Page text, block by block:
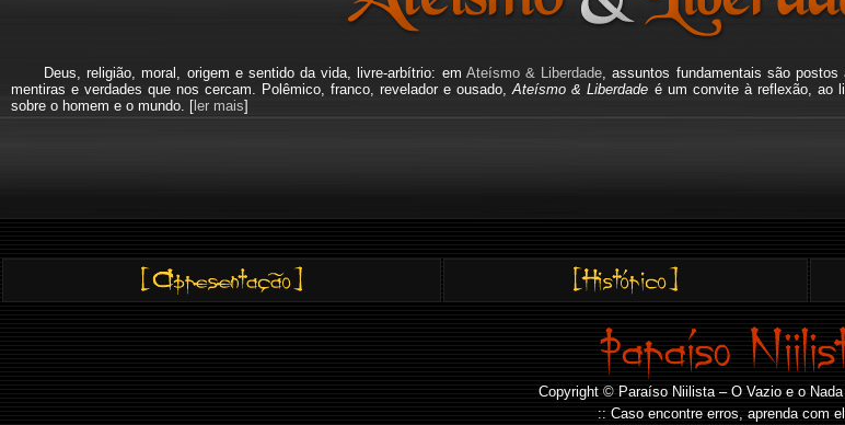
Deus, religião, moral, origem e sentido da vida, livre-arbítrio: em Ateísmo & Liberdade , assuntos fundamentais são
mentiras e verdades que nos cercam. Polêmico, franco, revelador e ousado,Ateísmo & Liberdade é um convite à reflexão, ao
sobre o homem e o mundo. [ler mais]
Copyright © Paraíso Niilista – O Vazio e o
:: Caso encontre erros, aprenda com